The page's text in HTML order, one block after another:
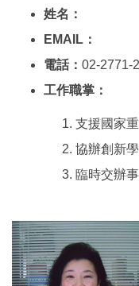
姓名：
EMAIL：
電話： 02-2771-
工作職掌：
支援國家
協辦創新
臨時交辦